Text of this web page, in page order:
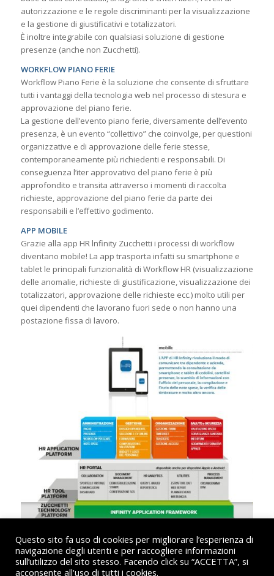
autorizzazione e le regole discriminanti per la visualizzazione
e la gestione di giustificativi e totalizzatori.
È inoltre integrabile con qualsiasi soluzione di gestione
presenze (anche non Zucchetti).
WORKFLOW PIANO FERIE
Workflow Piano Ferie è la soluzione che consente di sfruttare
tutti i vantaggi della tecnologia web nel processo di stesura e
approvazione del piano ferie.
La gestione dell’evento piano ferie, diversamente dell’evento
presenza, è un evento “collettivo” che coinvolge, per questioni
organizzative e di approvazione delle ferie stesse,
contemporaneamente più richiedenti e responsabili. Di
conseguenza l’iter approvativo del piano ferie è più
approfondito e transita attraverso i momenti di raccolta
richieste, approvazione del piano ferie da parte dei
responsabili e l’effettivo godimento.
APP MOBILE
Grazie alla app HR lnfinity Zucchetti i processi di workflow
diventano mobile! La app trasporta infatti su smartphone e
tablet le principali funzionalità di Workflow HR (visualizzazione
delle anomalie, richieste di giustificazione, visualizzazione dei
totalizzatori, approvazione delle richieste ecc.) molto utili per
quei dipendenti che lavorano fuori sede o non hanno una
postazione fissa di lavoro.
Questo sito fa uso di cookies per migliorare l’esperienza di
navigazione degli utenti e per raccogliere informazioni
sull’utilizzo del sito stesso. Facendo click su “ACCETTA”, si
acconsente all'uso di tutti i cookies.